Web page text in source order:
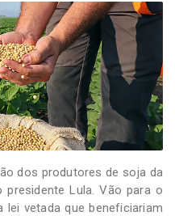
dos produtores de soja da
Lula. Vão para o
vetada que beneficiariam